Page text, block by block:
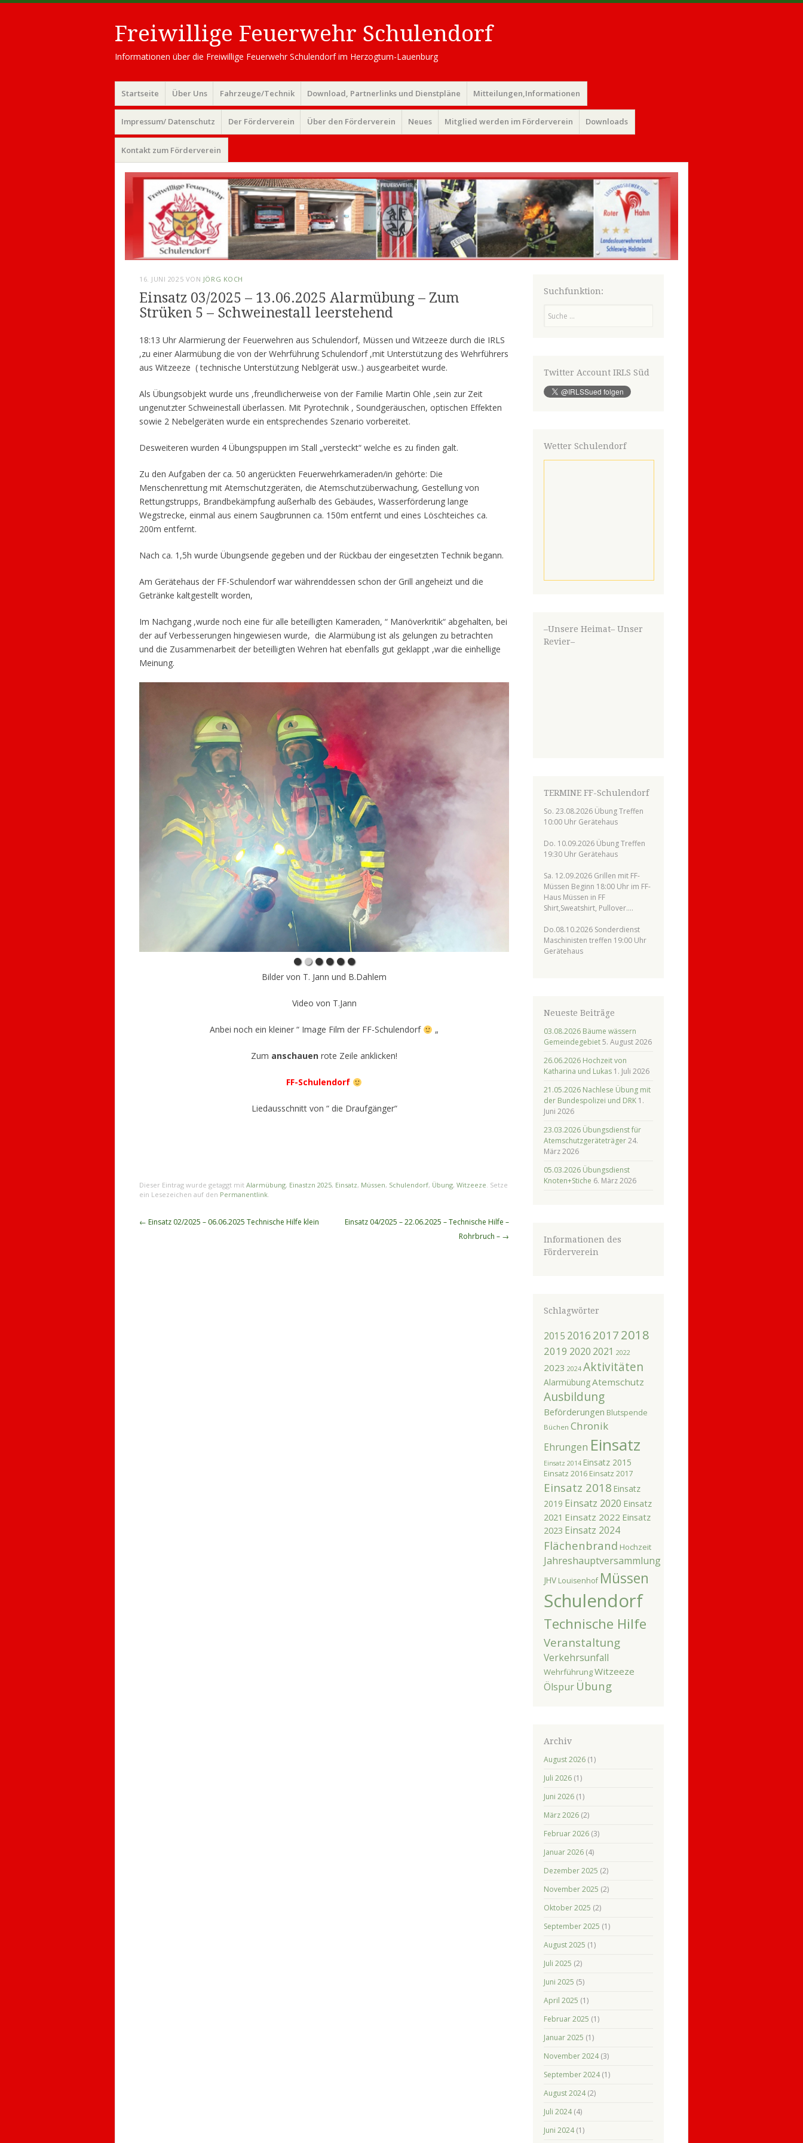
Freiwillige Feuerwehr Schulendorf
Informationen über die Freiwillige Feuerwehr Schulendorf im Herzogtum-Lauenburg
Menü
Zum
Inhalt
springen
Startseite Über Uns Fahrzeuge/Technik Download, Partnerlinks und Dienstpläne Mitteilungen,Informationen
Impressum/ Datenschutz Der Förderverein Über den Förderverein Neues Mitglied werden im Förderverein Downloads
Kontakt zum Förderverein
16. JUNI 2025 VON JÖRG KOCH
Einsatz 03/2025 – 13.06.2025 Alarmübung – Zum
Strüken 5 – Schweinestall leerstehend
18:13 Uhr Alarmierung der Feuerwehren aus Schulendorf, Müssen und Witzeeze durch die IRLS
,zu einer Alarmübung die von der Wehrführung Schulendorf ,mit Unterstützung des Wehrführers
aus Witzeeze ( technische Unterstützung Neblgerät usw..) ausgearbeitet wurde.
Als Übungsobjekt wurde uns ,freundlicherweise von der Familie Martin Ohle ,sein zur Zeit
ungenutzter Schweinestall überlassen. Mit Pyrotechnik , Soundgeräuschen, optischen Effekten
sowie 2 Nebelgeräten wurde ein entsprechendes Szenario vorbereitet.
Desweiteren wurden 4 Übungspuppen im Stall „versteckt“ welche es zu finden galt.
Zu den Aufgaben der ca. 50 angerückten Feuerwehrkameraden/in gehörte: Die
Menschenrettung mit Atemschutzgeräten, die Atemschutzüberwachung, Gestellung von
Rettungstrupps, Brandbekämpfung außerhalb des Gebäudes, Wasserförderung lange
Wegstrecke, einmal aus einem Saugbrunnen ca. 150m entfernt und eines Löschteiches ca.
200m entfernt.
Nach ca. 1,5h wurde Übungsende gegeben und der Rückbau der eingesetzten Technik begann.
Am Gerätehaus der FF-Schulendorf war währenddessen schon der Grill angeheizt und die
Getränke kaltgestellt worden,
Im Nachgang ,wurde noch eine für alle beteilligten Kameraden, “ Manöverkritik“ abgehalten, bei
der auf Verbesserungen hingewiesen wurde, die Alarmübung ist als gelungen zu betrachten
und die Zusammenarbeit der beteilligten Wehren hat ebenfalls gut geklappt ,war die einhellige
Meinung.
Bilder von T. Jann und B.Dahlem
Video von T.Jann
Anbei noch ein kleiner “ Image Film der FF-Schulendorf „
Zum anschauen rote Zeile anklicken!
FF-Schulendorf
Liedausschnitt von “ die Draufgänger“
Dieser Eintrag wurde getaggt mit Alarmübung, Einastzn 2025, Einsatz, Müssen, Schulendorf, Übung, Witzeeze. Setze
ein Lesezeichen auf den Permanentlink.
Beitragsnavigation
← Einsatz 02/2025 – 06.06.2025 Technische Hilfe klein
Einsatz 04/2025 – 22.06.2025 – Technische Hilfe –
Rohrbruch – →
Suchfunktion:
Twitter Account IRLS Süd
Wetter Schulendorf
–Unsere Heimat– Unser
Revier–
TERMINE FF-Schulendorf
So. 23.08.2026 Übung Treffen
10:00 Uhr Gerätehaus
Do. 10.09.2026 Übung Treffen
19:30 Uhr Gerätehaus
Sa. 12.09.2026 Grillen mit FF-
Müssen Beginn 18:00 Uhr im FF-
Haus Müssen in FF
Shirt,Sweatshirt, Pullover….
Do.08.10.2026 Sonderdienst
Maschinisten treffen 19:00 Uhr
Gerätehaus
Neueste Beiträge
03.08.2026 Bäume wässern
Gemeindegebiet 5. August 2026
26.06.2026 Hochzeit von
Katharina und Lukas 1. Juli 2026
21.05.2026 Nachlese Übung mit
der Bundespolizei und DRK 1.
Juni 2026
23.03.2026 Übungsdienst für
Atemschutzgeräteträger 24.
März 2026
05.03.2026 Übungsdienst
Knoten+Stiche 6. März 2026
Informationen des
Förderverein
Schlagwörter
2015 2016 2017 2018
2019 2020 2021 2022
2023 2024 Aktivitäten
AlarmübungAtemschutz
Ausbildung
Beförderungen Blutspende
Büchen Chronik
Ehrungen Einsatz
Einsatz 2014 Einsatz 2015
Einsatz 2016 Einsatz 2017
Einsatz 2018 Einsatz
2019 Einsatz 2020 Einsatz
2021 Einsatz 2022 Einsatz
2023 Einsatz 2024
Flächenbrand Hochzeit
Jahreshauptversammlung
JHV Louisenhof Müssen
Schulendorf
Technische Hilfe
Veranstaltung
Verkehrsunfall
WehrführungWitzeeze
Ölspur Übung
Archiv
August 2026(1)
Juli 2026(1)
Juni 2026(1)
März 2026(2)
Februar 2026(3)
Januar 2026(4)
Dezember 2025 (2)
November 2025 (2)
Oktober 2025 (2)
September 2025 (1)
August 2025 (1)
Juli 2025 (2)
Juni 2025 (5)
April 2025 (1)
Februar 2025 (1)
Januar 2025 (1)
November 2024(3)
September 2024(1)
August 2024(2)
Juli 2024(4)
Juni 2024(1)